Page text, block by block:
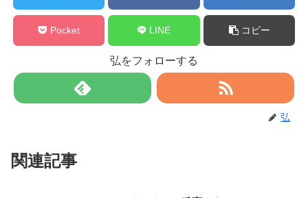
Pocket LINE コピー
弘をフォローする
弘
関連記事